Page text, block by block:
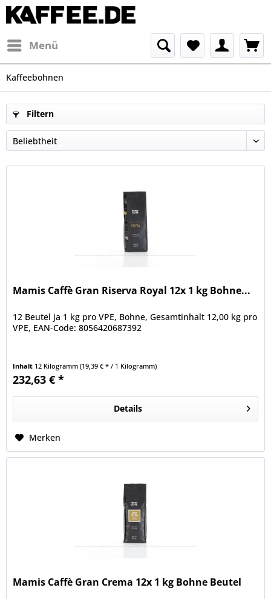
Menü
Kaffeebohnen
Filtern
Mamis Caffè Gran Riserva Royal 12x 1 kg Bohne...
12 Beutel ja 1 kg pro VPE, Bohne, Gesamtinhalt 12,00 kg pro
VPE, EAN-Code: 8056420687392
Inhalt 12 Kilogramm(19,39 € * / 1 Kilogramm)
232,63 € *
Details
Merken
Mamis Caffè Gran Crema 12x 1 kg Bohne Beutel